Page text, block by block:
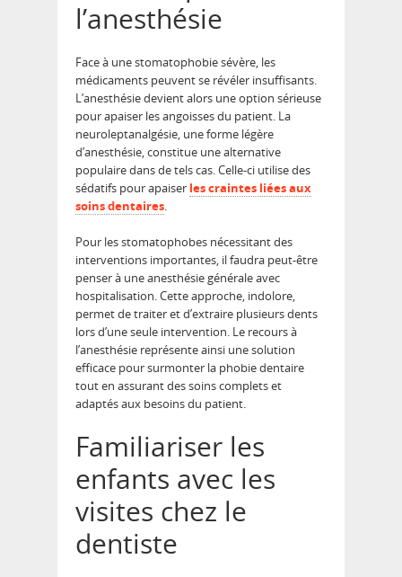
l’anesthésie
Face à une stomatophobie sévère, les
médicaments peuvent se révéler insuffisants.
L’anesthésie devient alors une option sérieuse
pour apaiser les angoisses du patient. La
neuroleptanalgésie, une forme légère
d’anesthésie, constitue une alternative
populaire dans de tels cas. Celle-ci utilise des
sédatifs pour apaiser les craintes liées aux
soins dentaires.
Pour les stomatophobes nécessitant des
interventions importantes, il faudra peut-être
penser à une anesthésie générale avec
hospitalisation. Cette approche, indolore,
permet de traiter et d’extraire plusieurs dents
lors d’une seule intervention. Le recours à
l’anesthésie représente ainsi une solution
efficace pour surmonter la phobie dentaire
tout en assurant des soins complets et
adaptés aux besoins du patient.
Familiariser les
enfants avec les
visites chez le
dentiste